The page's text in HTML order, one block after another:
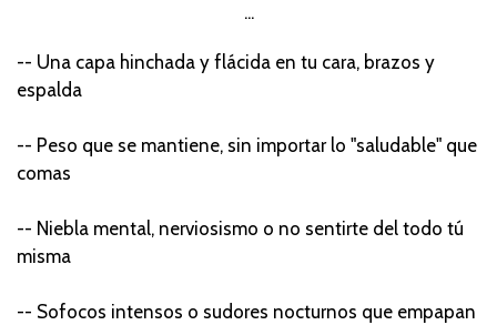
...
-- Una capa hinchada y flácida en tu cara, brazos y
espalda
-- Peso que se mantiene, sin importar lo "saludable" que
comas
-- Niebla mental, nerviosismo o no sentirte del todo tú
misma
-- Sofocos intensos o sudores nocturnos que empapan